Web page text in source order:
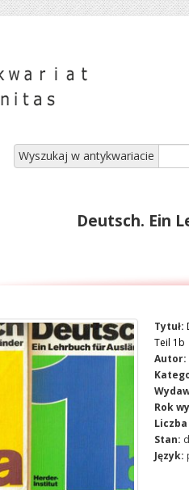
Wyszukaj w antykwariacie
Deutsch. Ein
Tytuł:
Teil 1b
Autor:
Rok
Stan:
Język: